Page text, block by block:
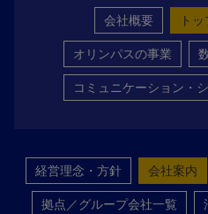
会社概要
ト
オリンパスの事業
コミュニケーション・
経営理念・方針 会社案内
拠点／グループ会社一覧